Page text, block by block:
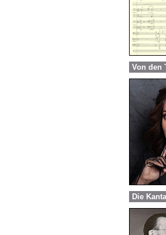
Von den
Die